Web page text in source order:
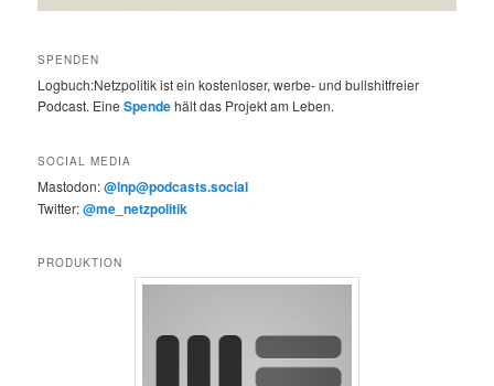
SPENDEN
Logbuch:Netzpolitik ist ein kostenloser, werbe- und bullshitfreier
Podcast. EineSpendehält das Projekt am Leben.
SOCIAL MEDIA
Mastodon:@lnp@podcasts.social
Twitter:@me_netzpolitik
PRODUKTION